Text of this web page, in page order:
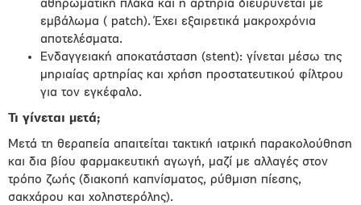
αθηρωματική πλάκα και η αρτηρία διευρύνεται με
εμβάλωμα ( patch). Έχει εξαιρετικά μακροχρόνια
αποτελέσματα.
Ενδαγγειακή αποκατάσταση (stent): γίνεται μέσω της
μηριαίας αρτηρίας και χρήση προστατευτικού φίλτρου
για τον εγκέφαλο.
Τι γίνεται μετά;
Μετά τη θεραπεία απαιτείται τακτική ιατρική παρακολούθηση
και δια βίου φαρμακευτική αγωγή, μαζί με αλλαγές στον
τρόπο ζωής (διακοπή καπνίσματος, ρύθμιση πίεσης,
σακχάρου και χοληστερόλης).